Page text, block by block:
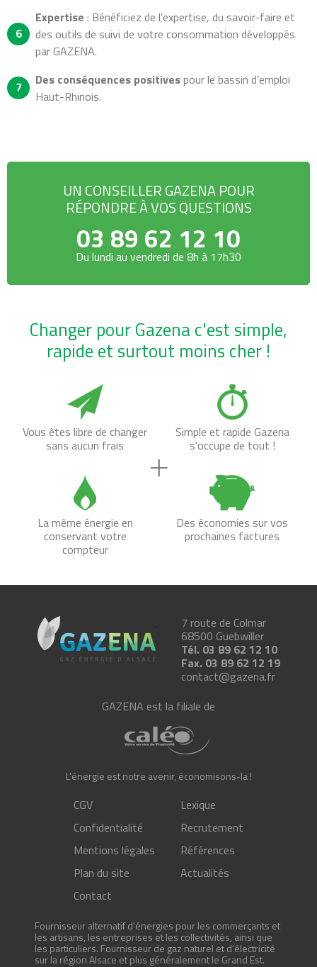
Expertise : Bénéficiez de l’expertise, du savoir-faire et
des outils de suivi de votre consommation développés
par GAZENA.
Des conséquences positivespour le bassin d’emploi
Haut-Rhinois.
UN CONSEILLER GAZENA POUR
RÉPONDRE À VOS QUESTIONS
03 89 62 12 10
Du lundi au vendredi de 8h à 17h30
Changer pour Gazena c'est simple,
rapide et surtout moins cher !
Vous êtes libre de changer
sans aucun frais
Simple et rapide Gazena
s'occupe de tout !
La même énergie en
conservant votre
compteur
Des économies sur vos
prochaines factures
7 route de Colmar
68500 Guebwiller
Tél. 03 89 62 12 10
Fax. 03 89 62 12 19
contact@gazena.fr
GAZENA est la filiale de
L'énergie est notre avenir, économisons-la !
CGV
Confidentialité
Mentions légales
Plan du site
Contact
Lexique
Recrutement
Références
Actualités
Fournisseur alternatif d’énergies pour les commerçants et
les artisans, les entreprises et les collectivités, ainsi que
les particuliers. Fournisseur de gaz naturel et d’électricité
sur la région Alsace et plus généralement le Grand Est.